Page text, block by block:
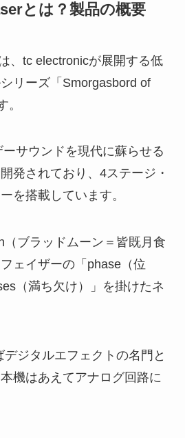
とは？製品の概要
、tc electronicが展開する低
リーズ「Smorgasbord of
。
サウンドを現代に蘇らせる
発されており、4ステージ・
を搭載しています。
ブラッドムーン＝皆既月食
ェイザーの「phase（位
（満ち欠け）」を掛けたネ
ジタルエフェクトの名門と
機はあえてアナログ回路に